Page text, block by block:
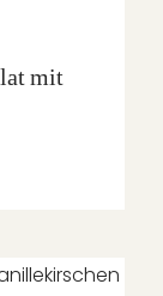
mit